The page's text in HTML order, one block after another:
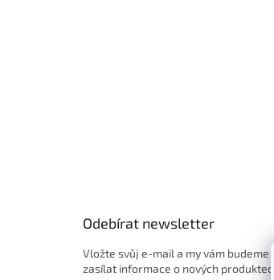
Odebírat newsletter
Vložte svůj e-mail a my vám budeme
zasílat informace o nových produktech